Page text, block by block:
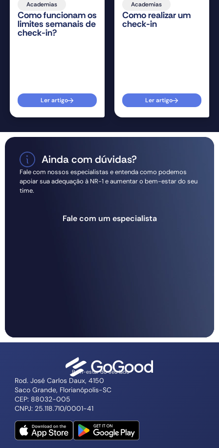
Academias
Como funcionam os
limites semanais de
check-in?
Ler artigo
Academias
Como realizar um
check-in
Ler artigo
Ainda com dúvidas?
Fale com nossos especialistas e entenda como podemos
apoiar sua adequação à NR-1 e aumentar o bem-estar do seu
time.
Fale com um especialista
Bem-estar do seu lado
Rod. José Carlos Daux, 4150
Saco Grande, Florianópolis-SC
CEP: 88032-005
CNPJ: 25.118.710/0001-41